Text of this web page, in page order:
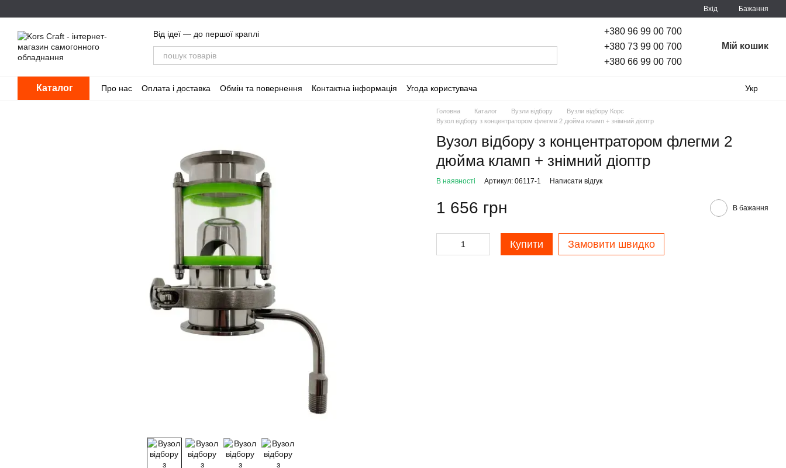
Вхід Бажання
Від ідеї — до першої краплі
+380 96 99 00 700
+380 73 99 00 700
+380 66 99 00 700
Мій кошик
Каталог Про нас Оплата і доставка Обмін та повернення Контактна інформація Угода користувача Укр
Головна Каталог Вузли відбору
Вузли відбору Корс
Вузол відбору з концентратором флегми 2 дюйма кламп + знімний діоптр
Вузол відбору з концентратором флегми 2
дюйма кламп + знімний діоптр
В наявності Артикул: 06117-1 Написати відгук
1 656 грн В бажання
Купити Замовити швидко